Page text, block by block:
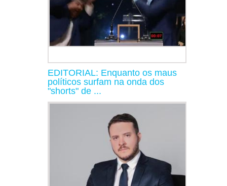
EDITORIAL: Enquanto os maus
políticos surfam na onda dos
"shorts" de ...